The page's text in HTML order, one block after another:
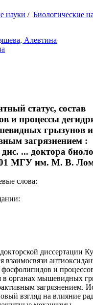
науки / Биологические
Алевтина
статус, состав
и процессы
грызунов
загрязнением :
... доктора
МГУ им. М. В.
слова:
диссертации
взаимосвязи
фосфолипидов и
в органах мышевидных
загрязнением.
взгляд на влияние